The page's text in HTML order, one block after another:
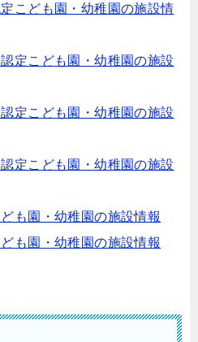
こども園・幼稚園の施設情
定こども園・幼稚園の施設
定こども園・幼稚園の施設
定こども園・幼稚園の施設
も園・幼稚園の施設情報
も園・幼稚園の施設情報